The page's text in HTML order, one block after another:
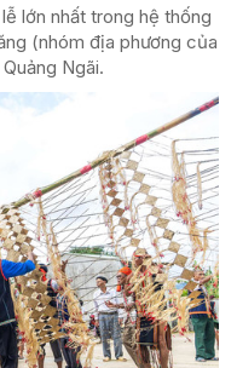
lớn nhất trong hệ thống
(nhóm địa phương của
Ngãi.